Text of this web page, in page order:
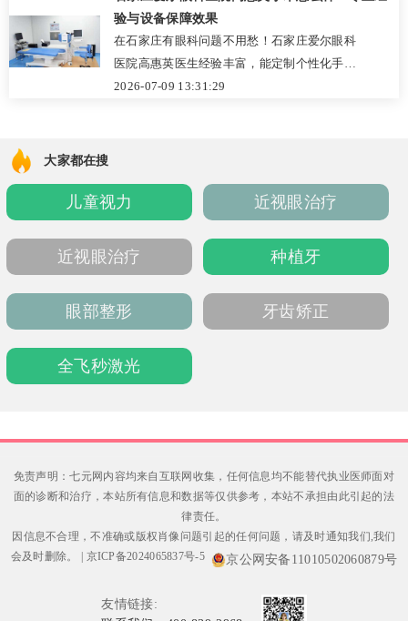
验与设备保障效果
在石家庄有眼科问题不用愁！石家庄爱尔眼科
医院高惠英医生经验丰富，能定制个性化手术
方案，还有先进设备保障。成功案例众多，为
2026-07-09 13:31:29
大家都在搜
儿童视力 近视眼治疗
近视眼治疗 种植牙
眼部整形 牙齿矫正
全飞秒激光
免责声明：七元网内容均来自互联网收集，任何信息均不能替代执业医师面对
面的诊断和治疗，本站所有信息和数据等仅供参考，本站不承担由此引起的法
律责任。
因信息不合理，不准确或版权肖像问题引起的任何问题，请及时通知我们,我们
会及时删除。
京ICP备2024065837号-5 京公网安备11010502060879号
友情链接: